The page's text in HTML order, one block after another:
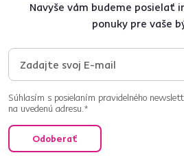
Navyše vám budeme posielať
ponuky pre vaše
Súhlasím s posielaním pravidelného
na uvedenú adresu.*
Odoberať